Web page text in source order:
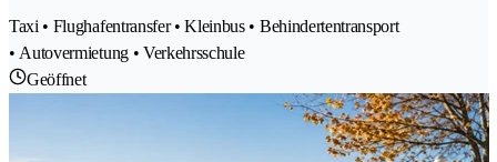
Taxi • Flughafentransfer • Kleinbus • Behindertentransport
• Autovermietung • Verkehrsschule
Geöffnet